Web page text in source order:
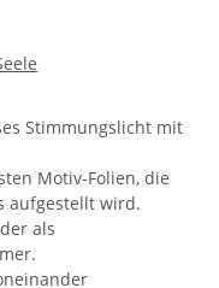
Stimmungslicht mit
Motiv-Folien, die
aufgestellt wird.
als